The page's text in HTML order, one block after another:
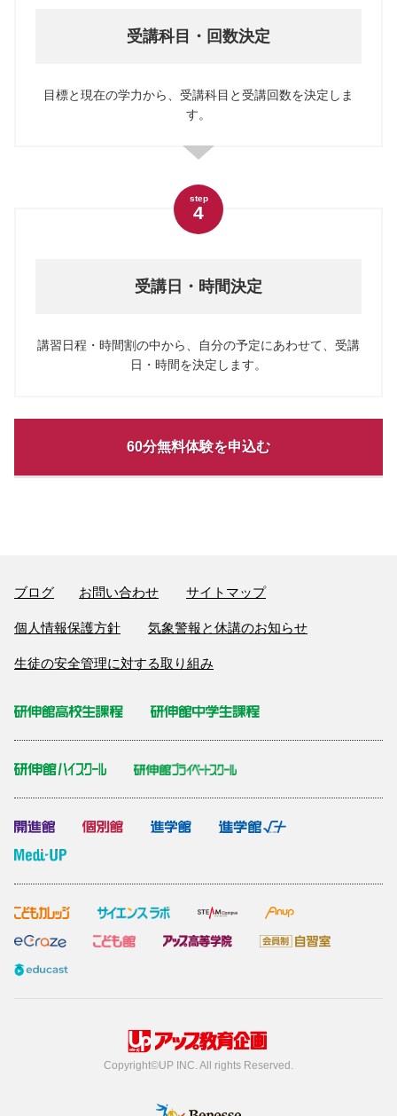
受講科目・回数決定
目標と現在の学力から、受講科目と受講回数を決定しま
す。
step
4
受講日・時間決定
講習日程・時間割の中から、自分の予定にあわせて、受講
日・時間を決定します。
60分無料体験を申込む
ブログ お問い合わせ サイトマップ
個人情報保護方針 気象警報と休講のお知らせ
生徒の安全管理に対する取り組み
Copyright©︎UP INC. All rights Reserved.